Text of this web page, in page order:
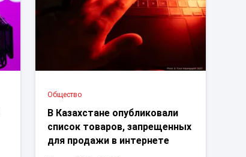
Общество
В Казахстане опубликовали
список товаров, запрещенных
для продажи в интернете